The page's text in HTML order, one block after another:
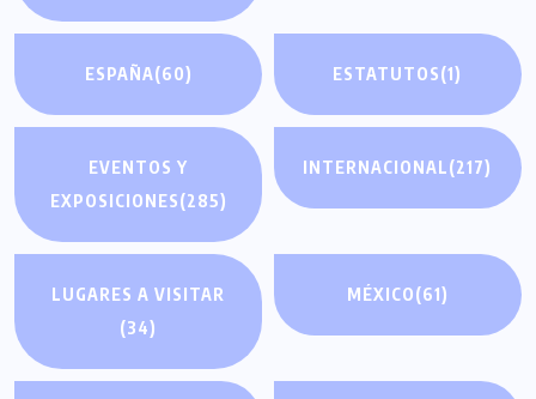
ESPAÑA(60) ESTATUTOS(1)
EVENTOS Y
EXPOSICIONES(285)
INTERNACIONAL(217)
LUGARES A VISITAR
(34)
MÉXICO(61)